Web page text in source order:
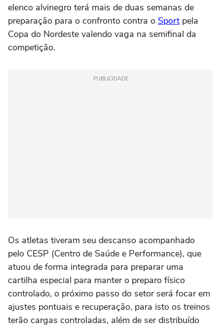
elenco alvinegro terá mais de duas semanas de
preparação para o confronto contra o Sport pela
Copa do Nordeste valendo vaga na semifinal da
competição.
PUBLICIDADE
Os atletas tiveram seu descanso acompanhado
pelo CESP (Centro de Saúde e Performance), que
atuou de forma integrada para preparar uma
cartilha especial para manter o preparo físico
controlado, o próximo passo do setor será focar em
ajustes pontuais e recuperação, para isto os treinos
terão cargas controladas, além de ser distribuído